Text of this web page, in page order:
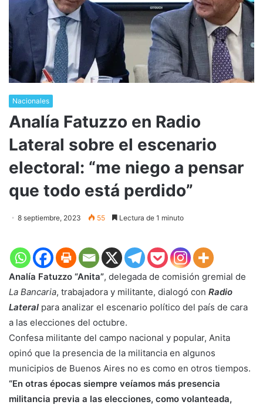
Nacionales
Analía Fatuzzo en Radio
Lateral sobre el escenario
electoral: “me niego a pensar
que todo está perdido”
8 septiembre, 2023 55 Lectura de 1 minuto
Analía Fatuzzo “Anita”, delegada de comisión gremial de
La Bancaria, trabajadora y militante, dialogó con Radio
Lateral para analizar el escenario político del país de cara
a las elecciones del octubre.
Confesa militante del campo nacional y popular, Anita
opinó que la presencia de la militancia en algunos
municipios de Buenos Aires no es como en otros tiempos.
“En otras épocas siempre veíamos más presencia
militancia previa a las elecciones, como volanteada,